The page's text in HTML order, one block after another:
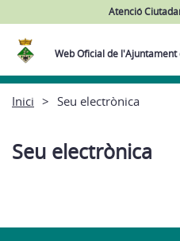
Atenció
Web Oficial de l'Ajuntament
Inici Seu electrònica
Seu electrònica